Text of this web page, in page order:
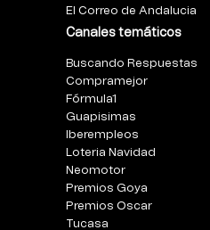
El Correo de Andalucia
Canales temáticos
Buscando Respuestas
Compramejor
Fórmula1
Guapisimas
Iberempleos
Loteria Navidad
Neomotor
Premios Goya
Premios Oscar
Tucasa